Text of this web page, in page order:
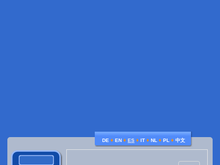
DE ♦ EN ♦ ES ♦ IT ♦ NL ♦ PL ♦ 中文